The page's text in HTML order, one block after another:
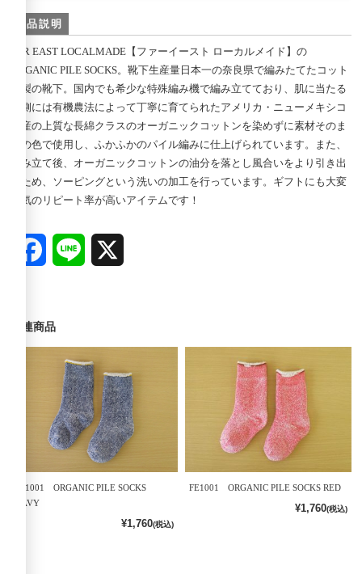
商品説明
FAR EAST LOCALMADE【ファーイースト ローカルメイド】の
ORGANIC PILE SOCKS。靴下生産量日本一の奈良県で編みたてたコット
ン製の靴下。国内でも希少な特殊編み機で編み立てており、肌に当たる
内側には有機農法によって丁寧に育てられたアメリカ・ニューメキシコ
州産の上質な長綿クラスのオーガニックコットンを染めずに素材そのま
まの色で使用し、ふかふかのパイル編みに仕上げられています。また、
編み立て後、オーガニックコットンの油分を落とし風合いをより引き出
すため、ソーピングという洗いの加工を行っています。ギフトにも大変
人気のリピート率が高いアイテムです！
FacebookLine
関連商品
FE1001 ORGANIC PILE SOCKS
NAVY
¥1,760(税込)
FE1001 ORGANIC PILE SOCKS RED
¥1,760(税込)